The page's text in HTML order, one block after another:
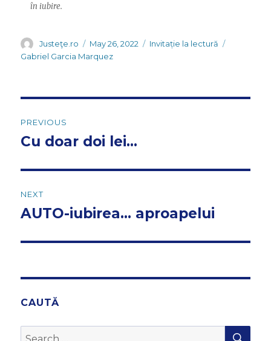
în iubire.
Author
Justeţe.ro
Posted
on
May 26, 2022 Categories
Invitație la lectură
Gabriel Garcia Marquez
navigation
PREVIOUS
Previous
Cu doar doi lei…
NEXT
Next
AUTO-iubirea… aproapelui
CAUTĂ
Search